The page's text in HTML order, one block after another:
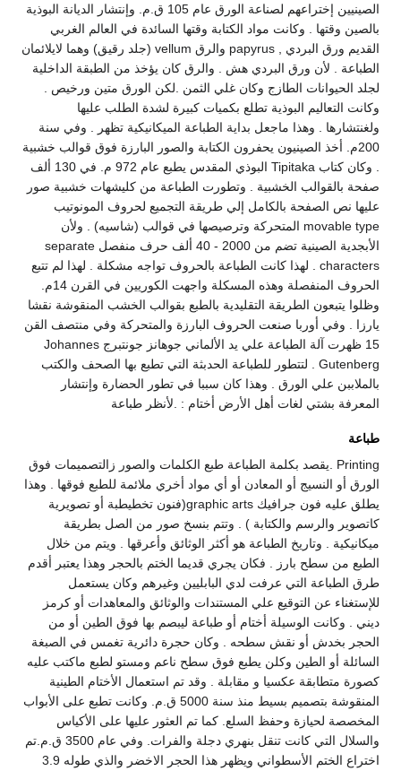
الصينيين إختراعهم لصناعة الورق عام 105 ق.م. وإنتشار الديانة البوذية
بالصين وقتها . وكانت مواد الكتابة وقتها السائدة في العالم الغربي
القديم ورق البردي , papyrus والرق vellum (جلد رقيق) وهما لايلائمان
الطباعة . لأن ورق البردي هش . والرق كان يؤخذ من الطبقة الداخلية
لجلد الحيوانات الطازج وكان غلي الثمن .لكن الورق متين ورخيص .
وكانت التعاليم البوذية تطلع بكميات كبيرة لشدة الطلب عليها
ولغنتشارها . وهذا ماجعل بداية الطباعة الميكانيكية تظهر . وفي سنة
200م. أخذ الصينيون يحفرون الكتابة والصور البارزة فوق قوالب خشبية
. وكان كتاب Tipitaka البوذي المقدس يطبع عام 972 م. في 130 ألف
صفحة بالقوالب الخشبية . وتطورت الطباعة من كليشهات خشبية صور
عليها نص الصفحة بالكامل إلي طريقة التجميع لحروف المونوتيب
movable type المتحركة وترصيصها في قوالب (شاسيه) . ولأن
الأبجدية الصينية تضم من 2000 - 40 ألف حرف منفصل separate
characters . لهذا كانت الطباعة بالحروف تواجه مشكلة . لهذا لم تتبع
الحروف المنفصلة وهذه المسكلة واجهت الكوريين في القرن 14م.
وظلوا يتبعون الطريقة التقليدية بالطبع بقوالب الخشب المنقوشة نقشا
يارزا . وفي أوربا صنعت الحروف البارزة والمتحركة وفي منتصف القن
15 ظهرت آلة الطباعة علي يد الألماني جوهانز جونتبرج Johannes
Gutenberg . لتتطور للطباعة الحدبثة التي تطبع بها الصحف والكتب
بالملاببن علي الورق . وهذا كان سببا في تطور الحضارة وإنتشار
المعرفة بشتي لغات أهل الأرض أختام : .لأنظر طباعة
طباعة
Printing .يقصد بكلمة الطباعة طبع الكلمات والصور زالتصميمات فوق
الورق أو النسيج أو المعادن أو أي مواد أخري ملائمة للطبع فوقها . وهذا
يطلق عليه فون جرافيك graphic arts(فنون تخطيطبة أو تصويرية
كاتصوير والرسم والكتابة ) . وتتم بنسخ صور من الصل بطريقة
ميكانيكية . وتاريخ الطباعة هو أكثر الوثائق وأعرقها . ويتم من خلال
الطبع من سطح بارز . فكان يجري قديما الختم بالحجر وهذا يعتبر أقدم
طرق الطباعة التي عرفت لدي البابليين وغيرهم وكان يستعمل
للإستغناء عن التوقيع علي المستندات والوثائق والمعاهدات أو كرمز
ديني . وكانت الوسيلة أختام أو طباعة ليبصم بها فوق الطين أو من
الحجر بخدش أو نقش سطحه . وكان حجرة دائرية تغمس في الصبغة
السائلة أو الطين وكلن يطبع فوق سطح ناعم ومستو لطبع ماكتب عليه
كصورة متطابقة عكسيا و مقابلة . وقد تم استعمال الأختام الطينية
المنقوشة بتصميم بسيط منذ سنة 5000 ق.م. وكانت تطبع على الأبواب
المخصصة لحيازة وحفظ السلع. كما تم العثور عليها على الأكياس
والسلال التي كانت تنقل بنهري دجلة والفرات. وفي عام 3500 ق.م.تم
اختراع الختم الأسطواني ويظهر هذا الحجر الاخضر والذي طوله 3.9